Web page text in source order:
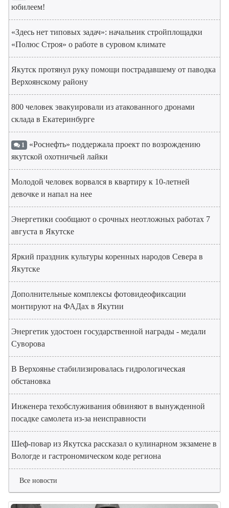
юбилеем!
«Здесь нет типовых задач»: начальник стройплощадки
«Полюс Строя» о работе в суровом климате
Якутск протянул руку помощи пострадавшему от паводка
Верхоянскому району
800 человек эвакуировали из атакованного дронами
склада в Екатеринбурге
1 «Роснефть» поддержала проект по возрождению
якутской охотничьей лайки
Молодой человек ворвался в квартиру к 10-летней
девочке и напал на нее
Энергетики сообщают о срочных неотложных работах 7
августа в Якутске
Яркий праздник культуры коренных народов Севера в
Якутске
Дополнительные комплексы фотовидеофиксации
монтируют на ФАДах в Якутии
Энергетик удостоен государственной награды - медали
Суворова
В Верхоянье стабилизировалась гидрологическая
обстановка
Инженера техобслуживания обвиняют в вынужденной
посадке самолета из-за неисправности
Шеф-повар из Якутска рассказал о кулинарном экзамене в
Вологде и гастрономическом коде региона
Все новости